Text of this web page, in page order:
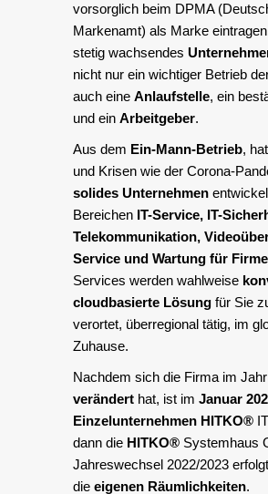
vorsorglich beim DPMA
Markenamt) als Marke
stetig wachsendes
nicht nur ein wichtiger Betrieb
auch eine Anlaufstelle, ein
und ein Arbeitgeber.
Aus dem Ein-Mann-Betrieb,
und Krisen wie der Corona-
solides Unternehmen
Bereichen IT-Service, IT-
Telekommunikation,
Service und Wartung für
Services werden wahlweise
cloudbasierte Lösung für Sie
verortet, überregional tätig, im
Zuhause.
Nachdem sich die Firma im Jahr
verändert hat, ist im Januar
Einzelunternehmen HITKO®
dann die HITKO® Systemhaus
Jahreswechsel 2022/2023
die eigenen Räumlichkeiten.